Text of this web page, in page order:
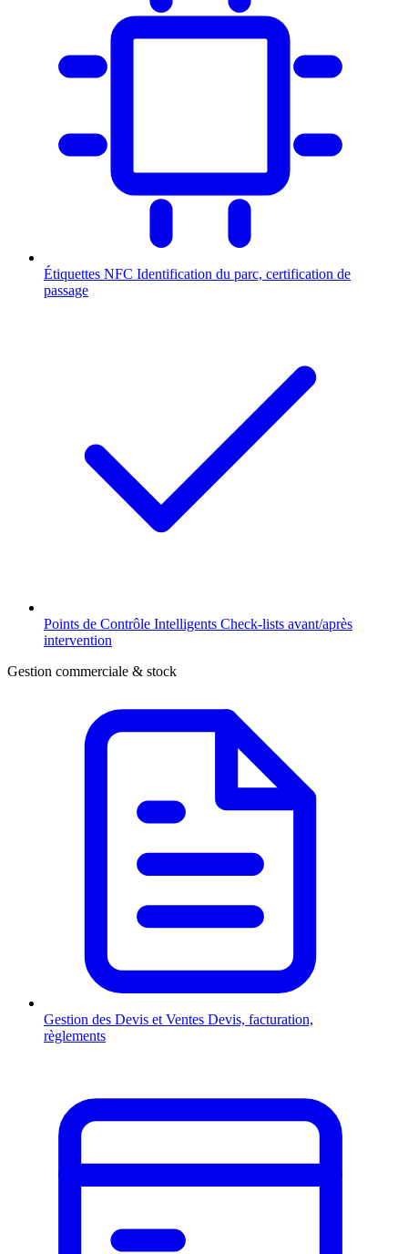
Étiquettes NFC Identification du parc, certification de
passage
Points de Contrôle Intelligents Check-lists avant/après
intervention
Gestion commerciale & stock
Gestion des Devis et Ventes Devis, facturation,
règlements